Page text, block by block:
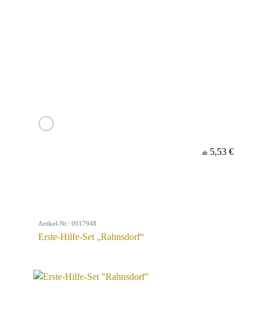
ab 5,53 €
Artikel-Nr.: 0017948
Erste-Hilfe-Set „Rahnsdorf“